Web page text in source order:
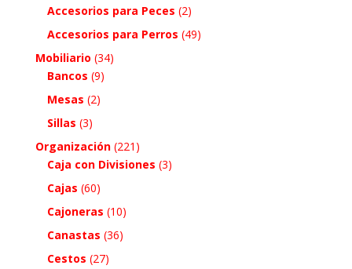
Accesorios para Peces (2)
Accesorios para Perros (49)
Mobiliario (34)
Bancos (9)
Mesas (2)
Sillas (3)
Organización (221)
Caja con Divisiones (3)
Cajas (60)
Cajoneras (10)
Canastas (36)
Cestos (27)